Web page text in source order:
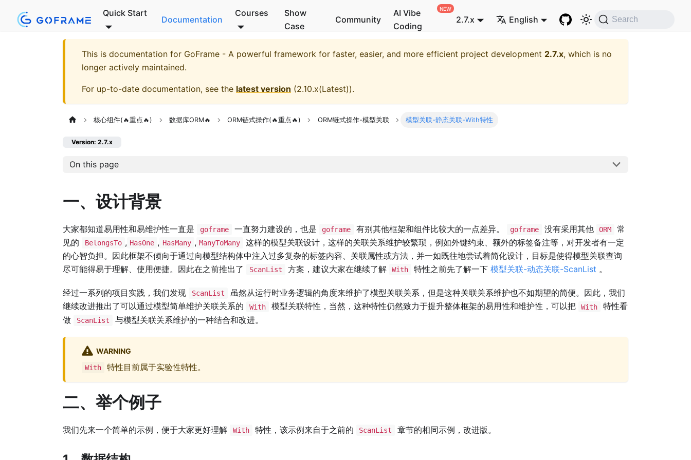
Quick Start
Documentation
Courses
Show
Case
Community
AI Vibe
Coding
2.7.x English Search
This is documentation for GoFrame - A powerful framework for faster, easier, and more efficient project development 2.7.x, which is no
longer actively maintained.
For up-to-date documentation, see the latest version (2.10.x(Latest)).
核心组件(🔥重点🔥) 数据库ORM🔥 ORM链式操作(🔥重点🔥) ORM链式操作-模型关联 模型关联-静态关联-With特性
Version: 2.7.x
On this page
一、设计背景
大家都知道易用性和易维护性一直是 goframe 一直努力建设的，也是 goframe 有别其他框架和组件比较大的一点差异。 goframe 没有采用其他 ORM
常
见的
BelongsTo , HasOne , HasMany , ManyToMany
这样的模型关联设计，这样的关联关系维护较繁琐，例如外键约束、额外的标签备注等，对开发者有一定
的心智负担。因此框架不倾向于通过向模型结构体中注入过多复杂的标签内容、关联属性或方法，并一如既往地尝试着简化设计，目标是使得模型关联查询
尽可能得易于理解、使用便捷。因此在之前推出了
ScanList 方案，建议大家在继续了解 With 特性之前先了解一下 模型关联-动态关联-ScanList 。
经过一系列的项目实践，我们发现 ScanList
虽然从运行时业务逻辑的角度来维护了模型关联关系，但是这种关联关系维护也不如期望的简便。因此，我们
继续改进推出了可以通过模型简单维护关联关系的
With 模型关联特性，当然，这种特性仍然致力于提升整体框架的易用性和维护性，可以把 With
特性看
做
ScanList 与模型关联关系维护的一种结合和改进。
WARNING
With 特性目前属于实验性特性。
二、举个例子
我们先来一个简单的示例，便于大家更好理解 With 特性，该示例来自于之前的 ScanList 章节的相同示例，改进版。